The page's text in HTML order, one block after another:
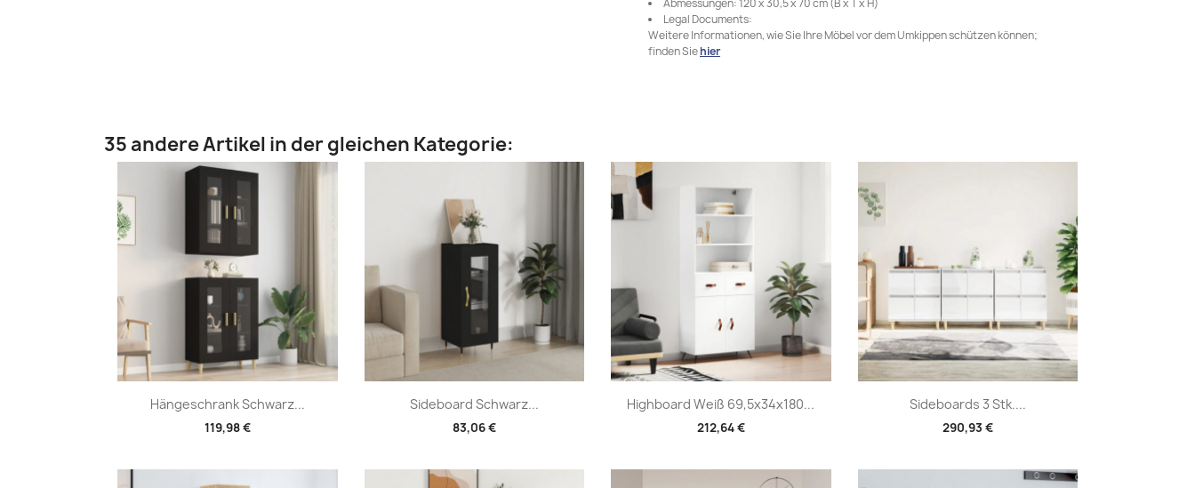
Legal Documents:
Weitere Informationen, wie Sie Ihre Möbel vor dem Umkippen schützen können;
finden Siehier
35 andere Artikel in der gleichen Kategorie:
Hängeschrank Schwarz...
119,98 €
Vorschau Sideboard Schwarz...
83,06 €
Vorschau Highboard Weiß 69,5x34x180...
212,64 €
Vorschau Sideboards 3 Stk....
290,93 €
Vorschau